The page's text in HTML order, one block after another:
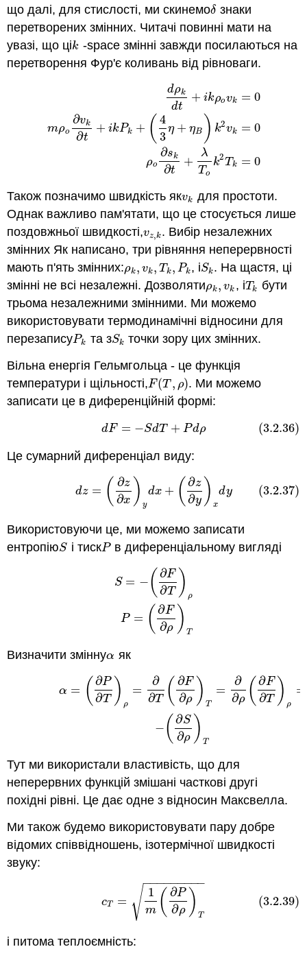
що далі, для стислості, ми скинемоδ
δ знаки
перетворених змінних. Читачі повинні мати на
увазі, що ціk
k -space змінні завжди посилаються на
перетворення Фур'є коливань від рівноваги.
dρk
dt
+ ikρovk
mρo
∂vk
∂t
+ ikPk + ( 4
3
η + ηB ) k2vk
ρo
∂sk
∂t
+
λ
To
k2Tk
= 0
= 0
= 0
dρkd t+ikρovk=0mρ o ∂vk∂t+ikP k +(43 η+ η
Також позначимо швидкість якvk
vk для простоти.
Однак важливо пам'ятати, що це стосується лише
поздовжньої швидкості,vz,k
vz ,k. Вибір незалежних
змінних Як написано, три рівняння неперервності
мають п'ять змінних:ρk, vk, Tk, Pk
ρk, vk, Tk,Pk , іSk
Sk. На щастя, ці
змінні не всі незалежні. Дозволятиρk, vk
ρk, vk, іTk
Tk бути
трьома незалежними змінними. Ми можемо
використовувати термодинамічні відносини для
перезаписуPk
Pk та зSk
Sk точки зору цих змінних.
Вільна енергія Гельмгольца - це функція
температури і щільності,F(T , ρ)
F(T,ρ )
. Ми можемо
записати це в диференційній формі:
dF = −SdT + Pdρ (3.2.36)
(3.2.36) dF=−SdT+Pd
Це сумарний диференціал виду:
dz = ( ∂z
∂x ) y
dx + ( ∂z
∂y ) x
dy (3.2.37)
(3.2.37)d z=( ∂ x x+(∂z∂ x
Використовуючи це, ми можемо записати
ентропіюS
S і тискP
P в диференціальному вигляді
S = −( ∂F
∂T ) ρ
P = ( ∂F
∂ρ ) T
∂ T ρP =
Визначити зміннуα
α як
α = ( ∂P
∂T ) ρ
=
∂
∂T ( ∂F
∂ρ ) T
=
∂
∂ρ ( ∂F
∂T ) ρ
=
−( ∂S
∂ρ ) T
=( ∂P∂T ∂T ∂F∂ρ) T (∂F ∂T)ρ=−
Тут ми використали властивість, що для
неперервних функцій змішані часткові другі
похідні рівні. Це дає одне з відносин Максвелла.
Ми також будемо використовувати пару добре
відомих співвідношень, ізотермічної швидкості
звуку:
cT =
1
m ( ∂P
∂ρ ) T
− −
−−−−−−−
√ (3.2.39)
T = 1m(∂P∂
і питома теплоємність: